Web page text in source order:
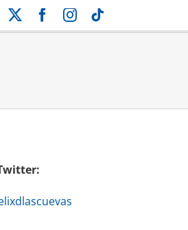
Facebook
Instagram